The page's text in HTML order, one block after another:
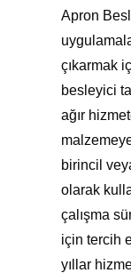
Apron
çıkarmak
besleyici
ağır
birincil
olarak
çalışma
için tercih
yıllar